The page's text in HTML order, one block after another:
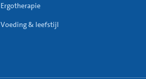
Ergotherapie
Voeding & leefstijl